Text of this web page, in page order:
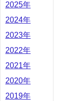
2025年
2024年
2023年
2022年
2021年
2020年
2019年